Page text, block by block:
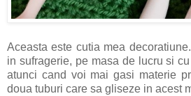
Aceasta este cutia mea
in sufragerie, pe masa de lucru si
atunci cand voi mai gasi materie
doua tuburi care sa gliseze in acest